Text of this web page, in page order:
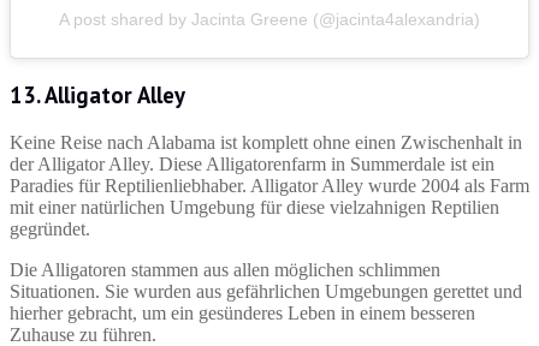
A post shared by Jacinta Greene (@jacinta4alexandria)
13. Alligator Alley
Keine Reise nach Alabama ist komplett ohne einen Zwischenhalt in
der Alligator Alley. Diese Alligatorenfarm in Summerdale ist ein
Paradies für Reptilienliebhaber. Alligator Alley wurde 2004 als Farm
mit einer natürlichen Umgebung für diese vielzahnigen Reptilien
gegründet.
Die Alligatoren stammen aus allen möglichen schlimmen
Situationen. Sie wurden aus gefährlichen Umgebungen gerettet und
hierher gebracht, um ein gesünderes Leben in einem besseren
Zuhause zu führen.